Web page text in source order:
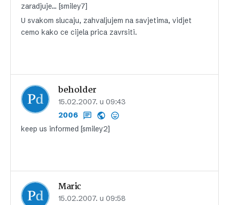
zaradjuje… [smiley7]
U svakom slucaju, zahvaljujem na savjetima, vidjet
cemo kako ce cijela prica zavrsiti.
beholder
15.02.2007. u 09:43
2006
keep us informed [smiley2]
Maric
15.02.2007. u 09:58